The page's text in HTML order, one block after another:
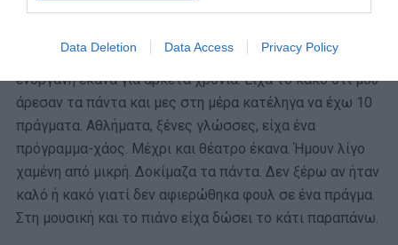
Data Deletion Data Access Privacy Policy
ρυθμική, κεραμική. Δεν με έβαζαν οι γονείς μου. Τα έκανα
έκανε κάτι και ζητούσα να το κάνω κι εγώ. Ρυθμική και
ενόργανη έκανα για αρκετά χρόνια. Είχα το κακό ότι μου
άρεσαν τα πάντα και μες στη μέρα κατέληγα να έχω 10
πράγματα. Αθλήματα, ξένες γλώσσες, είχα ένα
πρόγραμμα-χάος. Μέχρι και θέατρο έκανα. Ήμουν λίγο
χαμένη από μικρή. Δοκίμαζα τα πάντα. Δεν ξέρω αν ήταν
καλό ή κακό γιατί δεν αφιερώθηκα φουλ σε ένα πράγμα.
Στη μουσική και το πιάνο είχα δώσει το κάτι παραπάνω.